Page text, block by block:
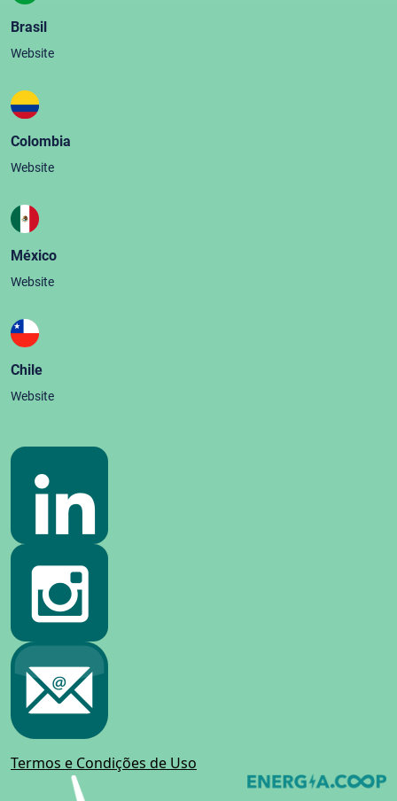
Brasil
Website
Colombia
Website
México
Website
Chile
Website
Termos e Condições de Uso